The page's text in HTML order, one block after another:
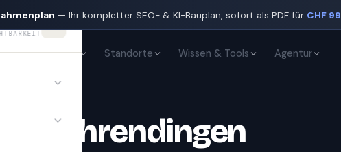
— Ihr kompletter SEO- & KI-Bauplan, sofort als PDF für CHF 99
KI-Sichtbarkeit Standorte Wissen & Tools Agentur
inEhrendingen